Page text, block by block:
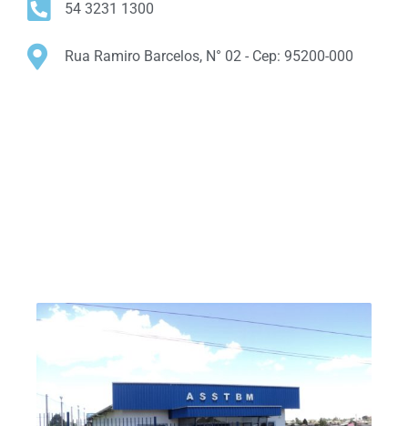
54 3231 1300
Rua Ramiro Barcelos, N° 02 - Cep: 95200-000